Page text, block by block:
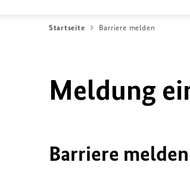
Startseite Barriere melden
Meldung
Barriere